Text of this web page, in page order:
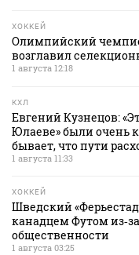
ХОККЕЙ
Олимпийский
возглавил
1 августа 12:18
КХЛ
Евгений Кузнецов:
Юлаеве» были очень
бывает, что пути
1 августа 11:33
ХОККЕЙ
Шведский
канадцем Футом
общественности
1 августа 03:25